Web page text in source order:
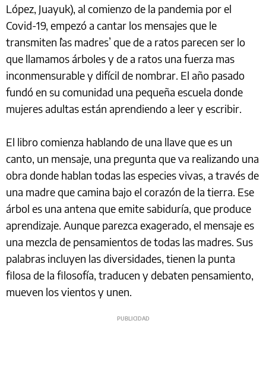
López, Juayuk), al comienzo de la pandemia por el
Covid-19, empezó a cantar los mensajes que le
transmiten `las madres’ que de a ratos parecen ser lo
que llamamos árboles y de a ratos una fuerza mas
inconmensurable y difícil de nombrar. El año pasado
fundó en su comunidad una pequeña escuela donde
mujeres adultas están aprendiendo a leer y escribir.
El libro comienza hablando de una llave que es un
canto, un mensaje, una pregunta que va realizando una
obra donde hablan todas las especies vivas, a través de
una madre que camina bajo el corazón de la tierra. Ese
árbol es una antena que emite sabiduría, que produce
aprendizaje. Aunque parezca exagerado, el mensaje es
una mezcla de pensamientos de todas las madres. Sus
palabras incluyen las diversidades, tienen la punta
filosa de la filosofía, traducen y debaten pensamiento,
mueven los vientos y unen.